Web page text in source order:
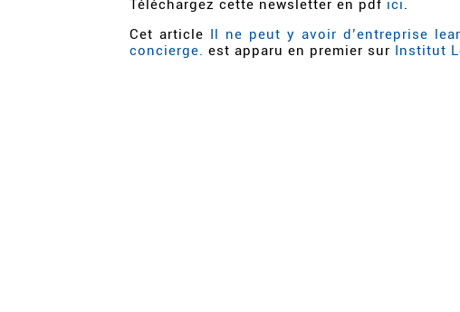
Téléchargez cette newsletter en pdf ici.
Cet article Il ne peut y avoir d’entreprise
concierge. est apparu en premier sur Institut